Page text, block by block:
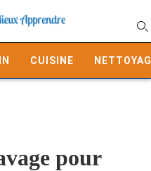
CUISINE
pour